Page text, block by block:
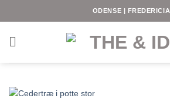
ODENSE | FREDERICIA